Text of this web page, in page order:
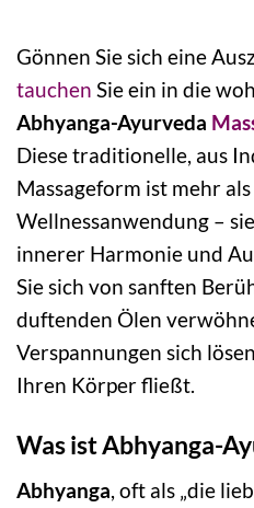
Gönnen Sie sich eine
tauchen Sie ein in die
Abhyanga-Ayurveda
Diese traditionelle, aus
Massageform ist mehr
Wellnessanwendung –
innerer Harmonie und
Sie sich von sanften
duftenden Ölen
Verspannungen sich
Ihren Körper fließt.
Was ist Abhyanga-
Abhyanga , oft als „die